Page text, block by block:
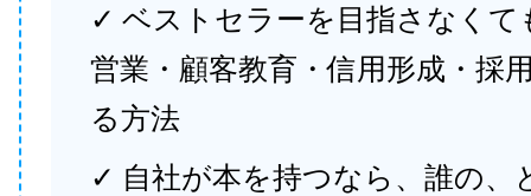
✓ ベストセラーを目指さなくて
営業・顧客教育・信用形成・採
る方法
✓ 自社が本を持つなら、誰の、